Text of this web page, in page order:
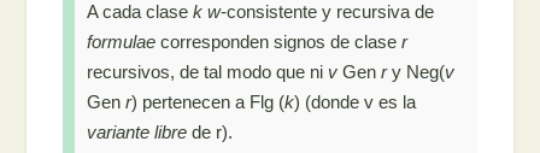
A cada clasek w-consistente y recursiva de
formulaecorresponden signos de claser
recursivos, de tal modo que ni v Genry Neg(v
Genr) pertenecen a Flg (k) (donde v es la
variante libre de r).